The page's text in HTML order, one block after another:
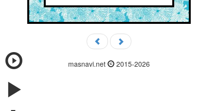
masnavi.net 2015-2026